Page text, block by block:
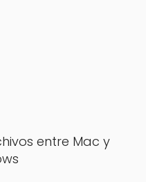
entre Mac y